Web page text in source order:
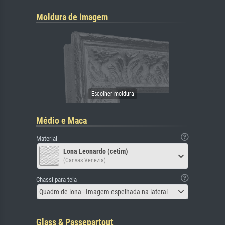
Moldura de imagem
Médio e Maca
Material
Lona Leonardo (cetim)
(Canvas Venezia)
Chassi para tela
Quadro de lona - Imagem espelhada na lateral
Glass & Passepartout